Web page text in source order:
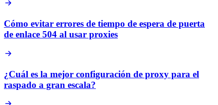
Cómo evitar errores de tiempo de espera de puerta
de enlace 504 al usar proxies
¿Cuál es la mejor configuración de proxy para el
raspado a gran escala?